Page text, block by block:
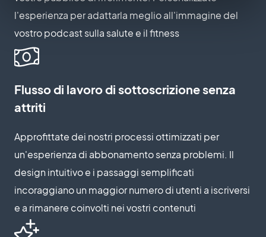
l'esperienza per adattarla meglio all'immagine del
vostro podcast sulla salute e il fitness
Flusso di lavoro di sottoscrizione senza
attriti
Approfittate dei nostri processi ottimizzati per
un'esperienza di abbonamento senza problemi. Il
design intuitivo e i passaggi semplificati
incoraggiano un maggior numero di utenti a iscriversi
e a rimanere coinvolti nei vostri contenuti